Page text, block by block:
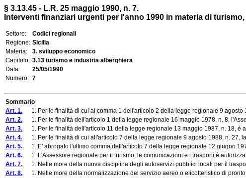
§ 3.13.45 - L.R. 25 maggio 1990, n. 7.
Interventi finanziari urgenti per l'anno 1990 in materia di
Settore:
Codici regionali
Regione: Sicilia
Materia:
3. sviluppo economico
Capitolo: 3.13 turismo e industria alberghiera
Data:
25/05/1990
Numero: 7
Sommario
Art. 1. 1. Per le finalità di cui al comma 1 dell'articolo 2 della legge regionale 9 agosto
Art. 2. 1. Per le finalità dell'articolo 1 della legge regionale 16 maggio 1978, n. 8,
Art. 3. 1. Per le finalità dell'articolo 11 della legge regionale 13 maggio 1987, n. 18, è
Art. 4. 1. Per le finalità di cui all'articolo 7 della legge regionale 9 agosto 1988, n. 27,
Art. 5. 1. E' abrogato l'ultimo comma dell'articolo 7 della legge regionale 12 giugno
Art. 6. 1. L'Assessore regionale per il turismo, le comunicazioni e i trasporti è
Art. 7. 1. Nelle more della nuova disciplina degli autoservizi pubblici locali per il
Art. 8. 1. Nelle more della normalizzazione del servizio aereo o elicotteristico di